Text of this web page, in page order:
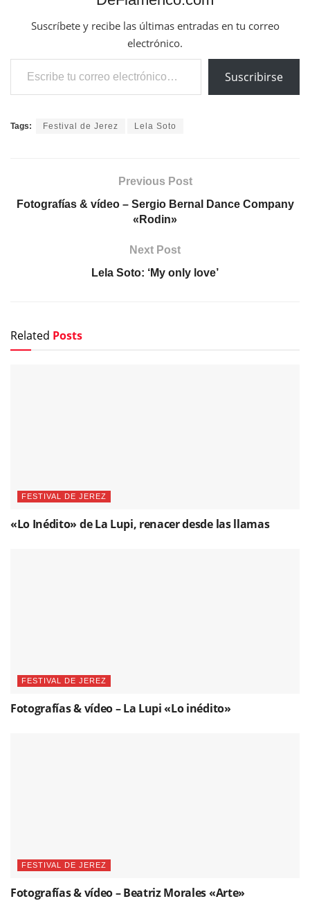
Suscríbete y recibe las últimas entradas en tu correo
electrónico.
Escribe tu correo electrónico…
Suscribirse
Tags: Festival de Jerez Lela Soto
Previous Post
Fotografías & vídeo – Sergio Bernal Dance Company
«Rodin»
Next Post
Lela Soto: ‘My only love’
Related Posts
FESTIVAL DE JEREZ
«Lo Inédito» de La Lupi, renacer desde las llamas
FESTIVAL DE JEREZ
Fotografías & vídeo – La Lupi «Lo inédito»
FESTIVAL DE JEREZ
Fotografías & vídeo – Beatriz Morales «Arte»